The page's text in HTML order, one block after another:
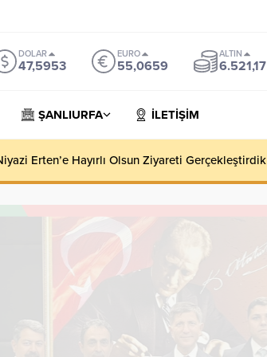
DOLAR
47,5953
EURO
55,0659
ALTIN
6.521,17
ŞANLIURFA İLETİŞİM
Erten’e Hayırlı Olsun Ziyareti Gerçekleştirdik